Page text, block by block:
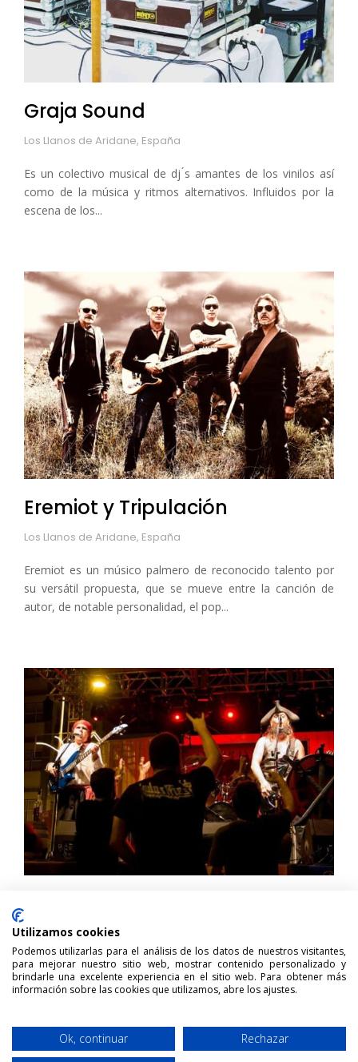
Graja Sound
Los Llanos de Aridane, España
Es un colectivo musical de dj ́s amantes de los vinilos así
como de la música y ritmos alternativos. Influidos por la
escena de los...
Eremiot y Tripulación
Los Llanos de Aridane, España
Eremiot es un músico palmero de reconocido talento por
su versátil propuesta, que se mueve entre la canción de
autor, de notable personalidad, el pop...
Santa Cruz de la Palma, España
Somos UNA BANDA de HARD Rock afincada en LA PALMA.
El total de nuestro repertorio se basa en temas propios de
Utilizamos cookies
Podemos utilizarlas para el análisis de los datos de nuestros visitantes,
para mejorar nuestro sitio web, mostrar contenido personalizado y
brindarle una excelente experiencia en el sitio web. Para obtener más
información sobre las cookies que utilizamos, abre los ajustes.
Ok, continuar
Rechazar